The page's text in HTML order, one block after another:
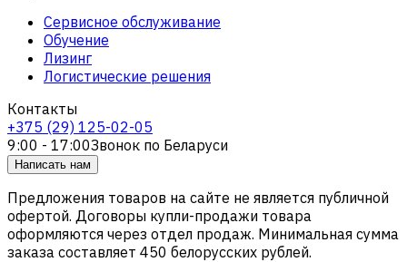
Сервисное обслуживание
Обучение
Лизинг
Логистические решения
Контакты
+375 (29) 125-02-05
9:00 - 17:00Звонок по Беларуси
Написать нам
Предложения товаров на сайте не является публичной
офертой. Договоры купли-продажи товара
оформляются через отдел продаж. Минимальная сумма
заказа составляет 450 белорусских рублей.